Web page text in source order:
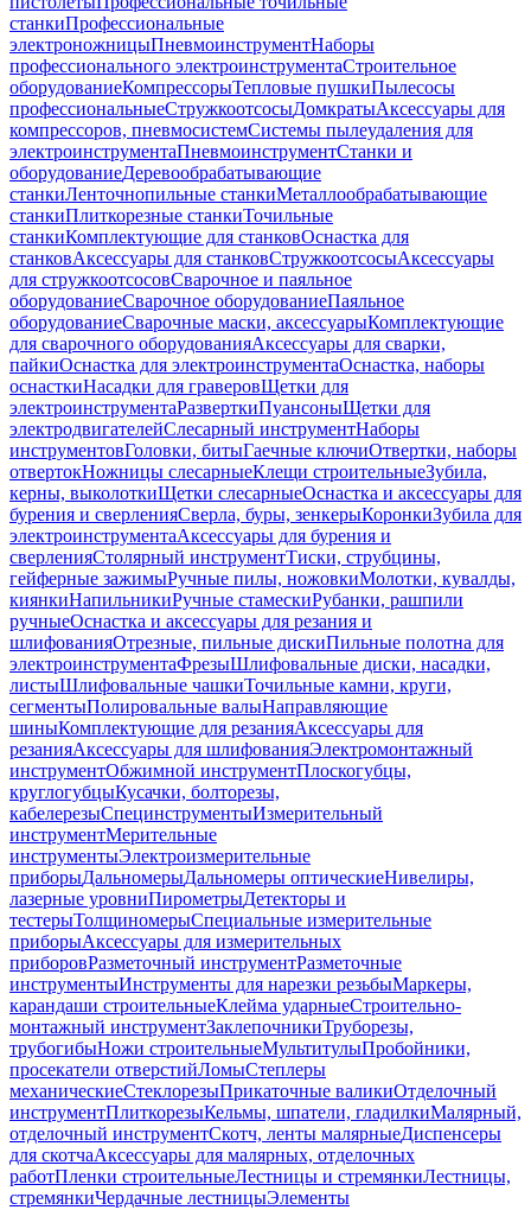
станкиПрофессиональные
электроножницыПневмоинструментНаборы
профессионального электроинструментаСтроительное
оборудованиеКомпрессорыТепловые пушкиПылесосы
профессиональныеСтружкоотсосыДомкратыАксессуары для
компрессоров, пневмосистемСистемы пылеудаления для
электроинструментаПневмоинструментСтанки и
оборудованиеДеревообрабатывающие
станкиЛенточнопильные станкиМеталлообрабатывающие
станкиПлиткорезные станкиТочильные
станкиКомплектующие для станковОснастка для
станковАксессуары для станковСтружкоотсосыАксессуары
для стружкоотсосовСварочное и паяльное
оборудованиеСварочное оборудованиеПаяльное
оборудованиеСварочные маски, аксессуарыКомплектующие
для сварочного оборудованияАксессуары для сварки,
пайкиОснастка для электроинструментаОснастка, наборы
оснасткиНасадки для граверовЩетки для
электроинструментаРазверткиПуансоныЩетки для
электродвигателейСлесарный инструментНаборы
инструментовГоловки, битыГаечные ключиОтвертки, наборы
отвертокНожницы слесарныеКлещи строительныеЗубила,
керны, выколоткиЩетки слесарныеОснастка и аксессуары для
бурения и сверленияСверла, буры, зенкерыКоронкиЗубила для
электроинструментаАксессуары для бурения и
сверленияСтолярный инструментТиски, струбцины,
гейферные зажимыРучные пилы, ножовкиМолотки, кувалды,
киянкиНапильникиРучные стамескиРубанки, рашпили
ручныеОснастка и аксессуары для резания и
шлифованияОтрезные, пильные дискиПильные полотна для
электроинструментаФрезыШлифовальные диски, насадки,
листыШлифовальные чашкиТочильные камни, круги,
сегментыПолировальные валыНаправляющие
шиныКомплектующие для резанияАксессуары для
резанияАксессуары для шлифованияЭлектромонтажный
инструментОбжимной инструментПлоскогубцы,
круглогубцыКусачки, болторезы,
кабелерезыСпецинструментыИзмерительный
инструментМерительные
инструментыЭлектроизмерительные
приборыДальномерыДальномеры оптическиеНивелиры,
лазерные уровниПирометрыДетекторы и
тестерыТолщиномерыСпециальные измерительные
приборыАксессуары для измерительных
приборовРазметочный инструментРазметочные
инструментыИнструменты для нарезки резьбыМаркеры,
карандаши строительныеКлейма ударныеСтроительно-
монтажный инструментЗаклепочникиТруборезы,
трубогибыНожи строительныеМультитулыПробойники,
просекатели отверстийЛомыСтеплеры
механическиеСтеклорезыПрикаточные валикиОтделочный
инструментПлиткорезыКельмы, шпатели, гладилкиМалярный,
отделочный инструментСкотч, ленты малярныеДиспенсеры
для скотчаАксессуары для малярных, отделочных
работПленки строительныеЛестницы и стремянкиЛестницы,
стремянкиЧердачные лестницыЭлементы